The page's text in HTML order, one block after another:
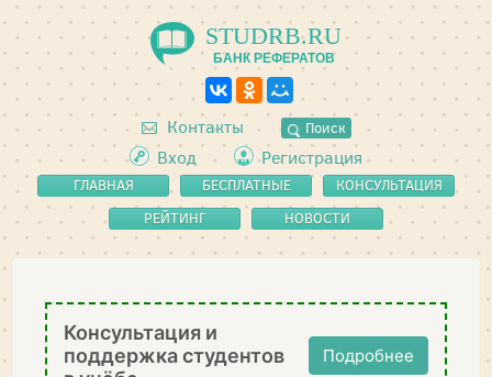
STUDRB.RU
БАНК РЕФЕРАТОВ
Контакты Поиск
Вход Регистрация
ГЛАВНАЯ
БЕСПЛАТНЫЕ
РЕФЕРАТЫ
КОНСУЛЬТАЦИЯ
РЕЙТИНГ
НОВОСТИ
Консультация и
поддержка студентов
Подробнее